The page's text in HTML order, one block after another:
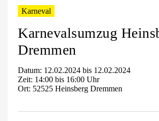
Karneval
Karnevalsumzug
Dremmen
Datum: 12.02.2024 bis 12.02.2024
Zeit: 14:00 bis 16:00 Uhr
Ort: 52525 Heinsberg Dremmen